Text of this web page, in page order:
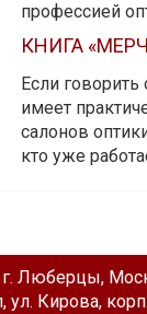
профессией
КНИГА
Если
имеет
салонов
кто уже
г. Люберцы,
ул. Кирова,